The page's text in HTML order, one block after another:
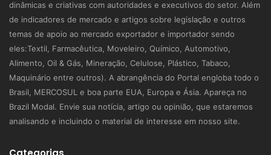
dinâmicas e criativas com autoridades e executivos do setor. Além
de indicadores de mercado e artigos sobre legislação e outros
temas de apoio ao mercado exportador e importador sendo
eles:Textil, Farmacêutica, Moveleiro, Químico, Automotivo,
Alimento, Oil & Gás, Mineração, Celulose, Plástico, Tabaco,
Maquinário entre outros). A abrangência do Portal engloba todo o
Brasil, MERCOSUL e boa parte EUA, Europa e Ásia. Apareça no
Brazil Modal. Envie sua notícia, artigo ou opinião, que estaremos
analisando e incluindo o material de interesse em nosso site.